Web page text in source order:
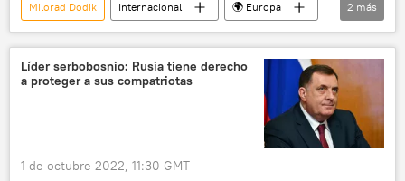
Milorad Dodik Internacional
🌍 Europa
Unión Europea (UE)
💬 Entrevistas
2 más
Líder serbobosnio: Rusia tiene derecho
a proteger a sus compatriotas
1 de octubre 2022, 11:30 GMT